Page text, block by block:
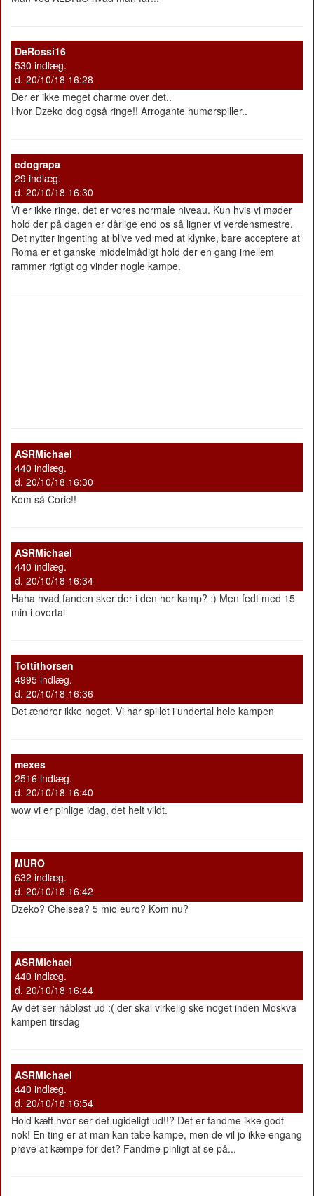
DeRossi16
530 indlæg.
d. 20/10/18 16:28
Der er ikke meget charme over det..
Hvor Dzeko dog også ringe!! Arrogante humørspiller..
edograpa
29 indlæg.
d. 20/10/18 16:30
Vi er ikke ringe, det er vores normale niveau. Kun hvis vi møder
hold der på dagen er dårlige end os så ligner vi verdensmestre.
Det nytter ingenting at blive ved med at klynke, bare acceptere at
Roma er et ganske middelmådigt hold der en gang imellem
rammer rigtigt og vinder nogle kampe.
ASRMichael
440 indlæg.
d. 20/10/18 16:30
Kom så Coric!!
ASRMichael
440 indlæg.
d. 20/10/18 16:34
Haha hvad fanden sker der i den her kamp? :) Men fedt med 15
min i overtal
Tottithorsen
4995 indlæg.
d. 20/10/18 16:36
Det ændrer ikke noget. Vi har spillet i undertal hele kampen
mexes
2516 indlæg.
d. 20/10/18 16:40
wow vi er pinlige idag, det helt vildt.
MURO
632 indlæg.
d. 20/10/18 16:42
Dzeko? Chelsea? 5 mio euro? Kom nu?
ASRMichael
440 indlæg.
d. 20/10/18 16:44
Av det ser håbløst ud :( der skal virkelig ske noget inden Moskva
kampen tirsdag
ASRMichael
440 indlæg.
d. 20/10/18 16:54
Hold kæft hvor ser det ugideligt ud!!? Det er fandme ikke godt
nok! En ting er at man kan tabe kampe, men de vil jo ikke engang
prøve at kæmpe for det? Fandme pinligt at se på...